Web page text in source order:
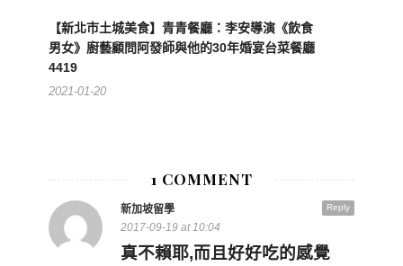
【新北市土城美食】青青餐廳：李安導演《飲食
男女》廚藝顧問阿發師與他的30年婚宴台菜餐廳
4419
2021-01-20
1 COMMENT
Reply
新加坡留學
2017-09-19 at 10:04
真不賴耶,而且好好吃的感覺